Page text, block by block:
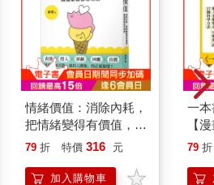
情緒價值：消除內耗，
把情緒變得有價值，跟
誰都能自在相處
79 折 特價 316 元
加入購物車
一
【
行
「
79 折